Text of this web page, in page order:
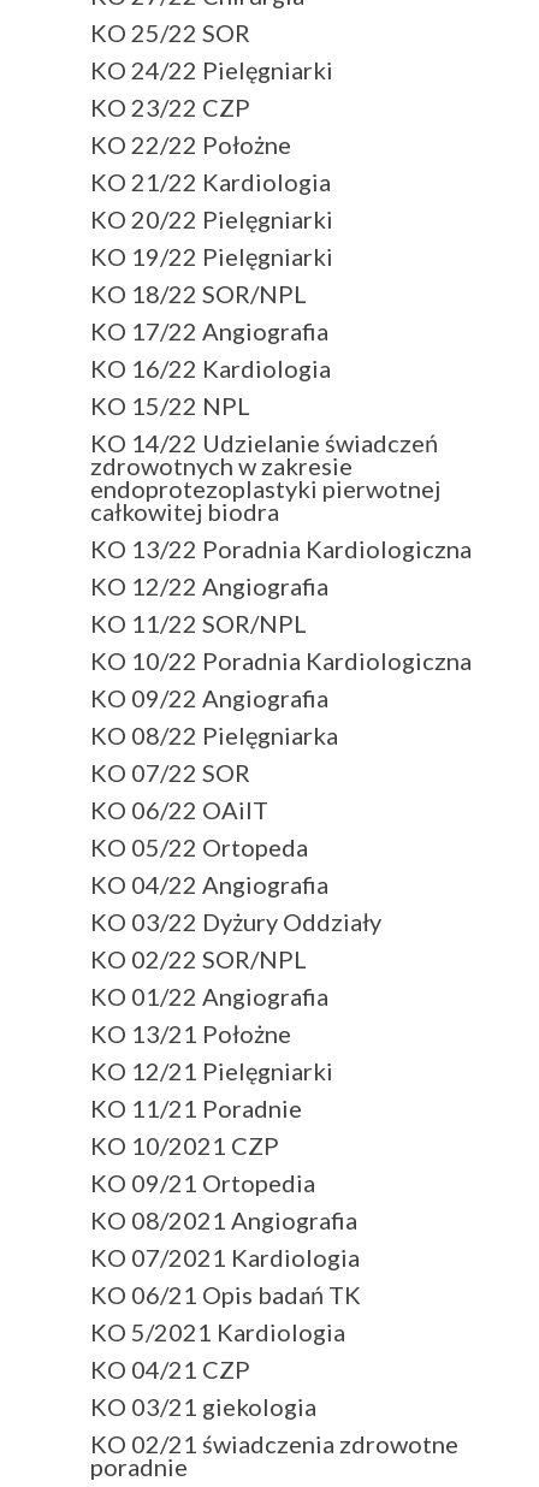
KO 25/22 SOR
KO 24/22 Pielęgniarki
KO 23/22 CZP
KO 22/22 Położne
KO 21/22 Kardiologia
KO 20/22 Pielęgniarki
KO 19/22 Pielęgniarki
KO 18/22 SOR/NPL
KO 17/22 Angiografia
KO 16/22 Kardiologia
KO 15/22 NPL
KO 14/22 Udzielanie świadczeń
zdrowotnych w zakresie
endoprotezoplastyki pierwotnej
całkowitej biodra
KO 13/22 Poradnia Kardiologiczna
KO 12/22 Angiografia
KO 11/22 SOR/NPL
KO 10/22 Poradnia Kardiologiczna
KO 09/22 Angiografia
KO 08/22 Pielęgniarka
KO 07/22 SOR
KO 06/22 OAiIT
KO 05/22 Ortopeda
KO 04/22 Angiografia
KO 03/22 Dyżury Oddziały
KO 02/22 SOR/NPL
KO 01/22 Angiografia
KO 13/21 Położne
KO 12/21 Pielęgniarki
KO 11/21 Poradnie
KO 10/2021 CZP
KO 09/21 Ortopedia
KO 08/2021 Angiografia
KO 07/2021 Kardiologia
KO 06/21 Opis badań TK
KO 5/2021 Kardiologia
KO 04/21 CZP
KO 03/21 giekologia
KO 02/21 świadczenia zdrowotne
poradnie